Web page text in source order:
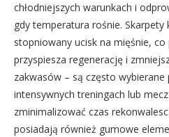
chłodniejszych warunkach i
gdy temperatura rośnie.
stopniowany ucisk na mięśnie,
przyspiesza regenerację i
zakwasów – są często
intensywnych treningach lub
zminimalizować czas
posiadają również gumowe